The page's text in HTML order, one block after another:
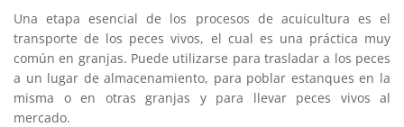
Una etapa esencial de los procesos de acuicultura es el
transporte de los peces vivos, el cual es una práctica muy
común en granjas. Puede utilizarse para trasladar a los peces
a un lugar de almacenamiento, para poblar estanques en la
misma o en otras granjas y para llevar peces vivos al
mercado.